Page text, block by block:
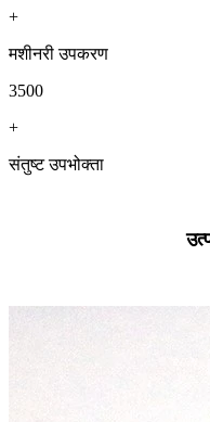
+
मशीनरी उपकरण
3500
+
संतुष्ट उपभोक्ता